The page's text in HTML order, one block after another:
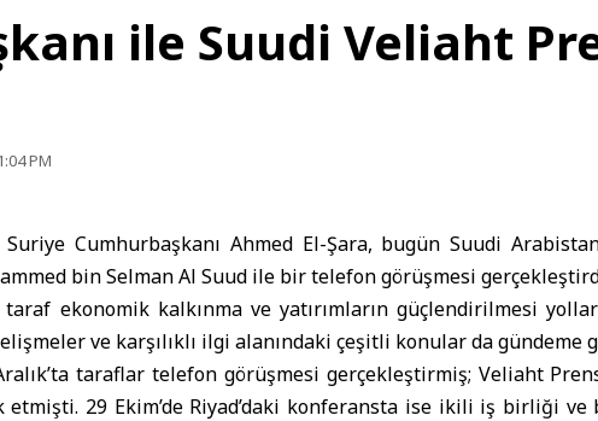
ile Suudi Veliaht
PM
Suriye Cumhurbaşkanı Ahmed El-Şara, bugün Suudi
bin Selman Al Suud ile bir telefon görüşmesi
ekonomik kalkınma ve yatırımların güçlendirilmesi
ve karşılıklı ilgi alanındaki çeşitli konular da gündeme
taraflar telefon görüşmesi gerçekleştirmiş; Veliaht
etmişti. 29 Ekim’de Riyad’daki konferansta ise ikili iş birliği